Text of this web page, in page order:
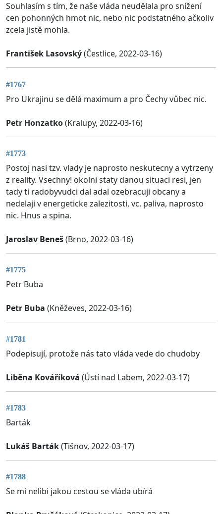
Souhlasím s tím, že naše vláda neudělala pro snížení
cen pohonných hmot nic, nebo nic podstatného ačkoliv
zcela jistě mohla.
František Lasovský(Čestlice, 2022-03-16)
#1767
Pro Ukrajinu se dělá maximum a pro Čechy vůbec nic.
Petr Honzatko(Kralupy, 2022-03-16)
#1773
Postoj nasi tzv. vlady je naprosto neskutecny a vytrzeny
z reality. Vsechny! okolni staty danou situaci resi, jen
tady ti radobyvudci dal adal ozebracuji obcany a
nedelaji v energeticke zalezitosti, vc. paliva, naprosto
nic. Hnus a spina.
Jaroslav Beneš(Brno, 2022-03-16)
#1775
Petr Buba
Petr Buba (Kněževes, 2022-03-16)
#1781
Podepisují, protože nás tato vláda vede do chudoby
Liběna Kováříková (Ústí nad Labem, 2022-03-17)
#1783
Barták
Lukáš Barták(Tišnov, 2022-03-17)
#1788
Se mi nelibi jakou cestou se vláda ubírá